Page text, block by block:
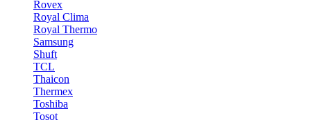
Rovex
Royal Clima
Royal Thermo
Samsung
Shuft
TCL
Thaicon
Thermex
Toshiba
Tosot